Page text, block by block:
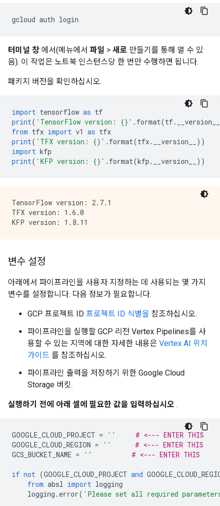
gcloud auth login
터미널 창 에서(메뉴에서 파일 > 새로 만들기를 통해 열 수 있
음). 이 작업은 노트북 인스턴스당 한 번만 수행하면 됩니다.
패키지 버전을 확인하십시오.
import tensorflow as tf
print( 'TensorFlow version: {}' . format(tf.
__version__
from tfx import v1 as tfx
print( 'TFX version: {}' . format(tfx. __version__
))
import kfp
print( 'KFP version: {}' . format(kfp . __version__ ))
TensorFlow version: 2.7.1
TFX version: 1.6.0
변수 설정
아래에서 파이프라인을 사용자 지정하는 데 사용되는 몇 가지
변수를 설정합니다. 다음 정보가 필요합니다.
GCP 프로젝트 ID 프로젝트 ID 식별을 참조하십시오.
파이프라인을 실행할 GCP 리전 Vertex Pipelines를 사
용할 수 있는 지역에 대한 자세한 내용은 Vertex AI 위치
가이드 를 참조하십시오.
파이프라인 출력을 저장하기 위한 Google Cloud
Storage 버킷.
실행하기 전에 아래 셀에 필요한 값을 입력하십시오 .
GOOGLE_CLOUD_PROJECT = ''
# <--- ENTER THIS
GOOGLE_CLOUD_REGION = ''
# <--- ENTER THIS
GCS_BUCKET_NAME = '' # <--- ENTER THIS
if not (GOOGLE_CLOUD_PROJECT and
from absl import logging
logging . error( 'Please set all required